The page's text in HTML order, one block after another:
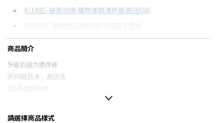
分期數
12期
每期金額 配合銀行/業者
8/10前~爸氣加碼 購物滿額滿件最高送$68
8月限定~首購登記最高領$888電子禮券
台灣大哥大Open Possible聯名卡滿額最高回饋25%
電視降到底破盤
商品簡介
升級款磁力攪拌棒
IPX6級防水，易清洗
316
不鏽鋼內膽
USB-C
充電
請選擇商品樣式